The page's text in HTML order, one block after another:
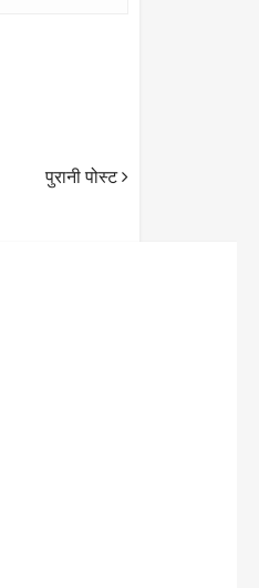
पुरानी पोस्ट